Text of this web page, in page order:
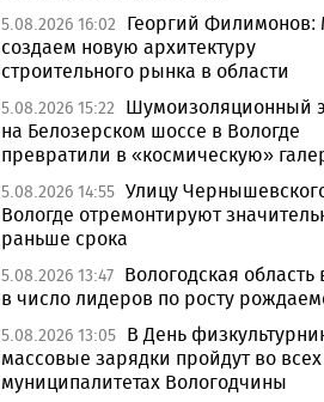
5.08.2026 16:02
Георгий Филимонов:
создаем новую архитектуру
строительного рынка в области
5.08.2026 15:22
Шумоизоляционный
на Белозерском шоссе в Вологде
превратили в «космическую»
5.08.2026 14:55 Улицу
Вологде отремонтируют
раньше срока
5.08.2026 13:47 Вологодская область
в число лидеров по росту
5.08.2026 13:05 В День
массовые зарядки пройдут во всех
муниципалитетах Вологодчины